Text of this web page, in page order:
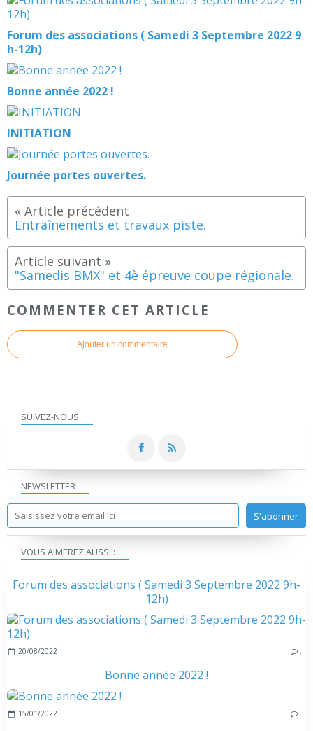
Forum des associations ( Samedi 3 Septembre 2022 9
h-12h)
Bonne année 2022 !
INITIATION
Journée portes ouvertes.
Entraînements et travaux piste.
"Samedis BMX" et 4è épreuve coupe régionale.
COMMENTER CET ARTICLE
Ajouter un commentaire
NEWSLETTER
SUIVEZ-NOUS
VOUS AIMEREZ AUSSI :
Forum des associations ( Samedi 3 Septembre 2022 9h-
12h)
20/08/2022
Bonne année 2022 !
15/01/2022